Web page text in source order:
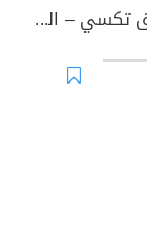
خواطر سائق تكسي – الجزء الثاني